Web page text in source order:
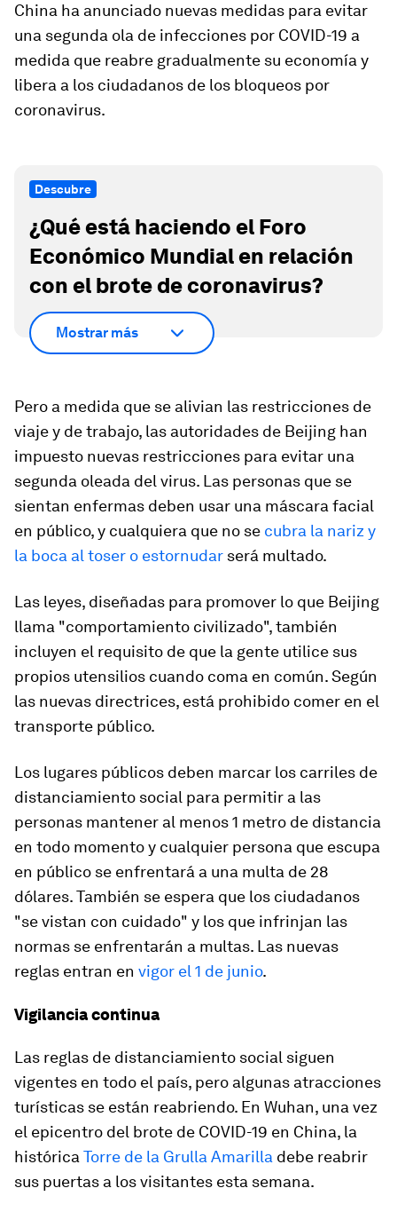
China ha anunciado nuevas medidas para evitar
una segunda ola de infecciones por COVID-19 a
medida que reabre gradualmente su economía y
libera a los ciudadanos de los bloqueos por
coronavirus.
Descubre
¿Qué está haciendo el Foro
Económico Mundial en relación
con el brote de coronavirus?
Mostrar más
Pero a medida que se alivian las restricciones de
viaje y de trabajo, las autoridades de Beijing han
impuesto nuevas restricciones para evitar una
segunda oleada del virus. Las personas que se
sientan enfermas deben usar una máscara facial
en público, y cualquiera que no se cubra la nariz y
la boca al toser o estornudar será multado.
Las leyes, diseñadas para promover lo que Beijing
llama "comportamiento civilizado", también
incluyen el requisito de que la gente utilice sus
propios utensilios cuando coma en común. Según
las nuevas directrices, está prohibido comer en el
transporte público.
Los lugares públicos deben marcar los carriles de
distanciamiento social para permitir a las
personas mantener al menos 1 metro de distancia
en todo momento y cualquier persona que escupa
en público se enfrentará a una multa de 28
dólares. También se espera que los ciudadanos
"se vistan con cuidado" y los que infrinjan las
normas se enfrentarán a multas. Las nuevas
reglas entran en vigor el 1 de junio.
Vigilancia continua
Las reglas de distanciamiento social siguen
vigentes en todo el país, pero algunas atracciones
turísticas se están reabriendo. En Wuhan, una vez
el epicentro del brote de COVID-19 en China, la
histórica Torre de la Grulla Amarilla debe reabrir
sus puertas a los visitantes esta semana.